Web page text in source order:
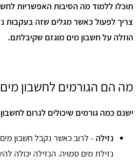
תוכלו ללמוד מה הסיבות האפשריות
צריך לפעול כאשר מגלים שזה בעקבות
הוזלה על חשבון מים מוגזם שקיבלתם.
מה הם הגורמים לחשבון
ישנם כמה גורמים שיכולים לגרום
נזילה - לרוב כאשר נקבל חשבון
נזילת מים סמויה. הנזילה יכולה